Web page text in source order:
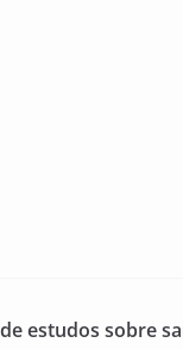
estudos sobre